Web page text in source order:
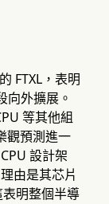
FTXL，表明
向外擴展。
等其他組
觀預測進一
設計架
由是其芯片
明整個半導